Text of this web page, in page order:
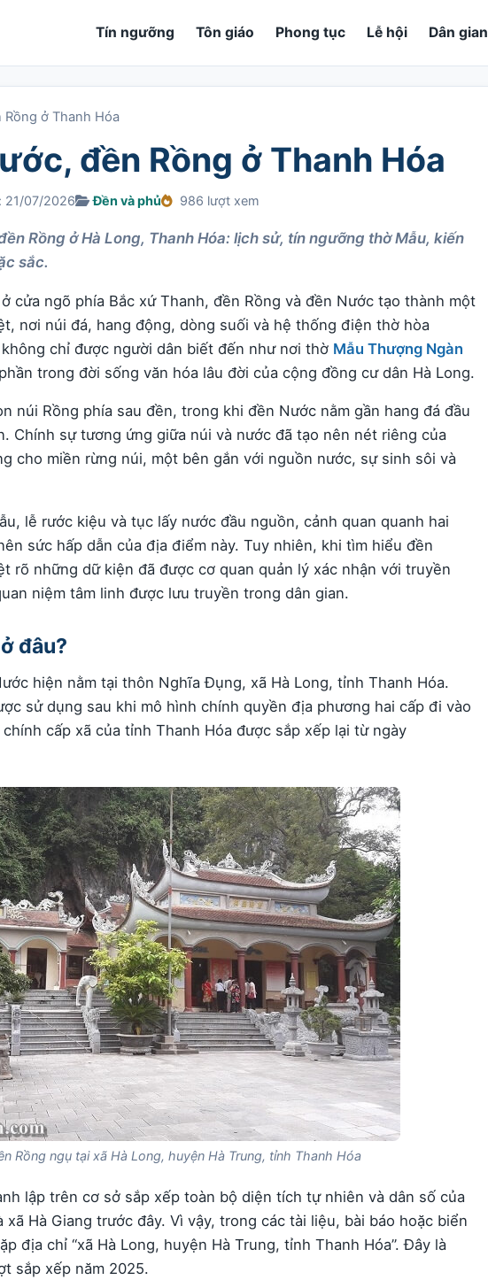
Tín ngưỡng Tôn giáo Phong tục Lễ hội Dân gian
Rồng ở Thanh Hóa
đền Rồng ở Thanh Hóa
21/07/2026 Đền và phủ 986 lượt xem
Rồng ở Hà Long, Thanh Hóa: lịch sử, tín ngưỡng thờ Mẫu, kiến
sắc.
cửa ngõ phía Bắc xứ Thanh, đền Rồng và đền Nước tạo thành một
nơi núi đá, hang động, dòng suối và hệ thống điện thờ hòa
không chỉ được người dân biết đến như nơi thờ Mẫu Thượng Ngàn
trong đời sống văn hóa lâu đời của cộng đồng cư dân Hà Long.
núi Rồng phía sau đền, trong khi đền Nước nằm gần hang đá đầu
Chính sự tương ứng giữa núi và nước đã tạo nên nét riêng của
cho miền rừng núi, một bên gắn với nguồn nước, sự sinh sôi và
lễ rước kiệu và tục lấy nước đầu nguồn, cảnh quan quanh hai
sức hấp dẫn của địa điểm này. Tuy nhiên, khi tìm hiểu đền
rõ những dữ kiện đã được cơ quan quản lý xác nhận với truyền
niệm tâm linh được lưu truyền trong dân gian.
đâu?
hiện nằm tại thôn Nghĩa Đụng, xã Hà Long, tỉnh Thanh Hóa.
sử dụng sau khi mô hình chính quyền địa phương hai cấp đi vào
cấp xã của tỉnh Thanh Hóa được sắp xếp lại từ ngày
Rồng ngụ tại xã Hà Long, huyện Hà Trung, tỉnh Thanh Hóa
lập trên cơ sở sắp xếp toàn bộ diện tích tự nhiên và dân số của
xã Hà Giang trước đây. Vì vậy, trong các tài liệu, bài báo hoặc biển
địa chỉ “xã Hà Long, huyện Hà Trung, tỉnh Thanh Hóa”. Đây là
sắp xếp năm 2025.